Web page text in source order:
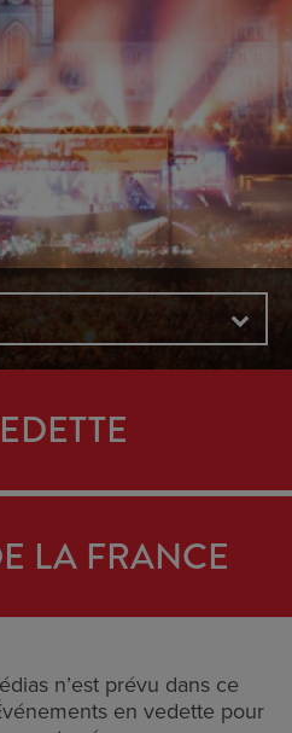
LA FRANCE
n’est prévu dans ce
en vedette pour